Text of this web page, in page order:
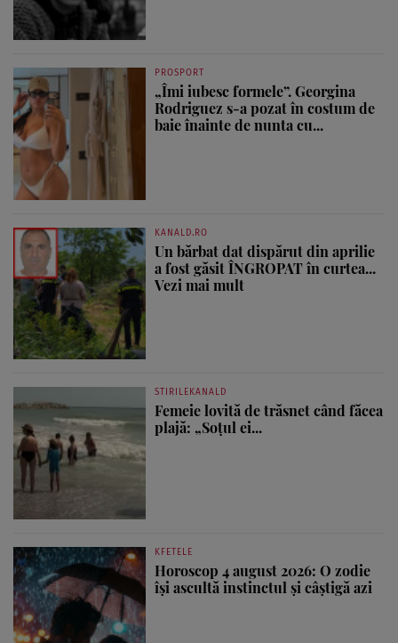
PROSPORT
„Îmi iubesc formele”. Georgina
Rodriguez s-a pozat în costum de
baie înainte de nunta cu...
KANALD.RO
Un bărbat dat dispărut din aprilie
a fost găsit ÎNGROPAT în curtea...
Vezi mai mult
STIRILEKANALD
Femeie lovită de trăsnet când făcea
plajă: „Soțul ei...
KFETELE
Horoscop 4 august 2026: O zodie
își ascultă instinctul și câștigă azi